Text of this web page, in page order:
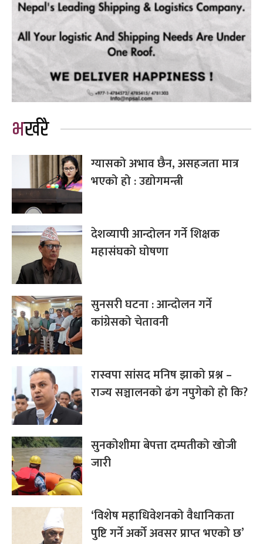
भर्खरै
ग्यासको अभाव छैन, असहजता मात्र
भएको हो : उद्योगमन्त्री
देशव्यापी आन्दोलन गर्ने शिक्षक
महासंघको घोषणा
सुनसरी घटना : आन्दोलन गर्ने
कांग्रेसको चेतावनी
रास्वपा सांसद मनिष झाको प्रश्न –
राज्य सञ्चालनको ढंग नपुगेको हो कि?
सुनकोशीमा बेपत्ता दम्पतीको खोजी
जारी
‘विशेष महाधिवेशनको वैधानिकता
पुष्टि गर्ने अर्को अवसर प्राप्त भएको छ’